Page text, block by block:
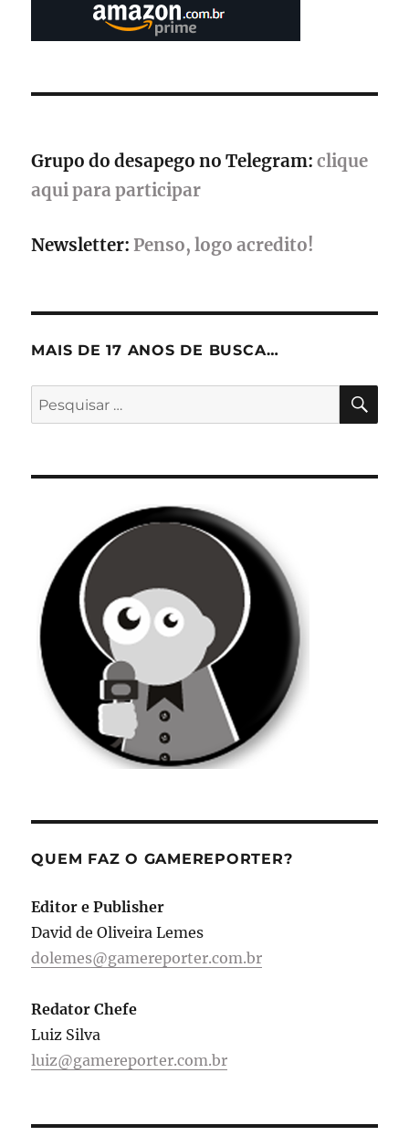
Grupo do desapego no Telegram: clique
aqui para participar
Newsletter: Penso, logo acredito!
MAIS DE 17 ANOS DE BUSCA…
Pesquisar
por:
QUEM FAZ O GAMEREPORTER?
Editor e Publisher
David de Oliveira Lemes
dolemes@gamereporter.com.br
Redator Chefe
Luiz Silva
luiz@gamereporter.com.br